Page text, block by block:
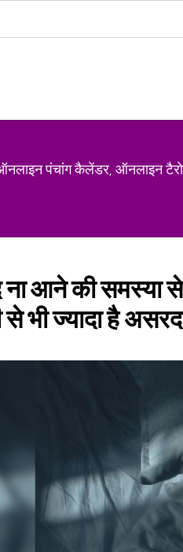
पंचांग कैलेंडर, ऑनलाइन टैरो
ना आने की समस्या
से भी ज्यादा है